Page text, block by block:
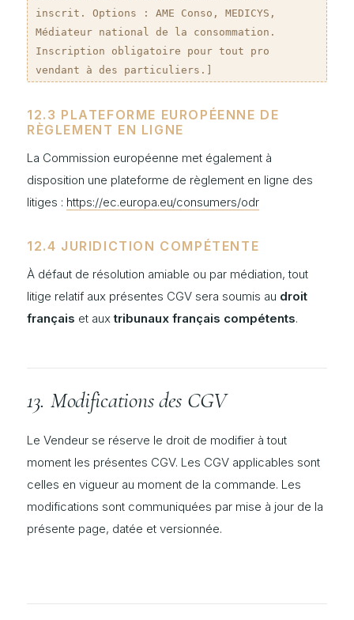
inscrit. Options : AME Conso, MEDICYS,
Médiateur national de la consommation.
Inscription obligatoire pour tout pro
vendant à des particuliers.]
12.3 PLATEFORME EUROPÉENNE DE
RÈGLEMENT EN LIGNE
La Commission européenne met également à
disposition une plateforme de règlement en ligne des
litiges : https://ec.europa.eu/consumers/odr
12.4 JURIDICTION COMPÉTENTE
À défaut de résolution amiable ou par médiation, tout
litige relatif aux présentes CGV sera soumis au droit
français et auxtribunaux français compétents.
13. Modifications des CGV
Le Vendeur se réserve le droit de modifier à tout
moment les présentes CGV. Les CGV applicables sont
celles en vigueur au moment de la commande. Les
modifications sont communiquées par mise à jour de la
présente page, datée et versionnée.